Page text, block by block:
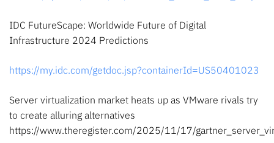
IDC FutureScape: Worldwide Future of Digital
Infrastructure 2024 Predictions
https://my.idc.com/getdoc.jsp?containerId=US50401023
Server virtualization market heats up as VMware rivals try
to create alluring alternatives
https://www.theregister.com/2025/11/17/